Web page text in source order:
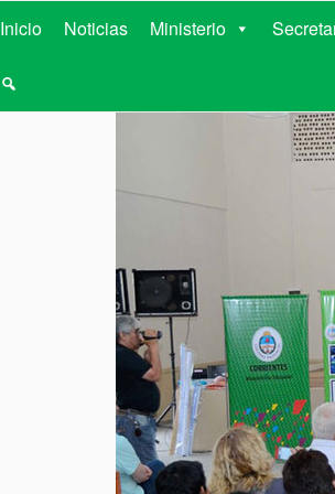
MINISTERIO
Inicio Noticias Ministerio